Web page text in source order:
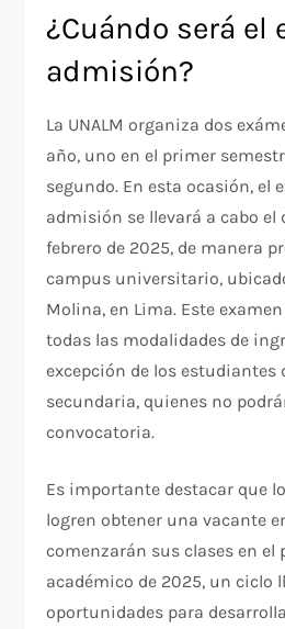
¿Cuándo será el
admisión?
La UNALM organiza dos
año, uno en el primer
segundo. En esta ocasión, el
admisión se llevará a cabo el
febrero de 2025, de manera
campus universitario,
Molina, en Lima. Este
todas las modalidades de
excepción de los estudiantes
secundaria, quienes no
convocatoria.
Es importante destacar que
logren obtener una vacante
comenzarán sus clases en el
académico de 2025, un ciclo
oportunidades para